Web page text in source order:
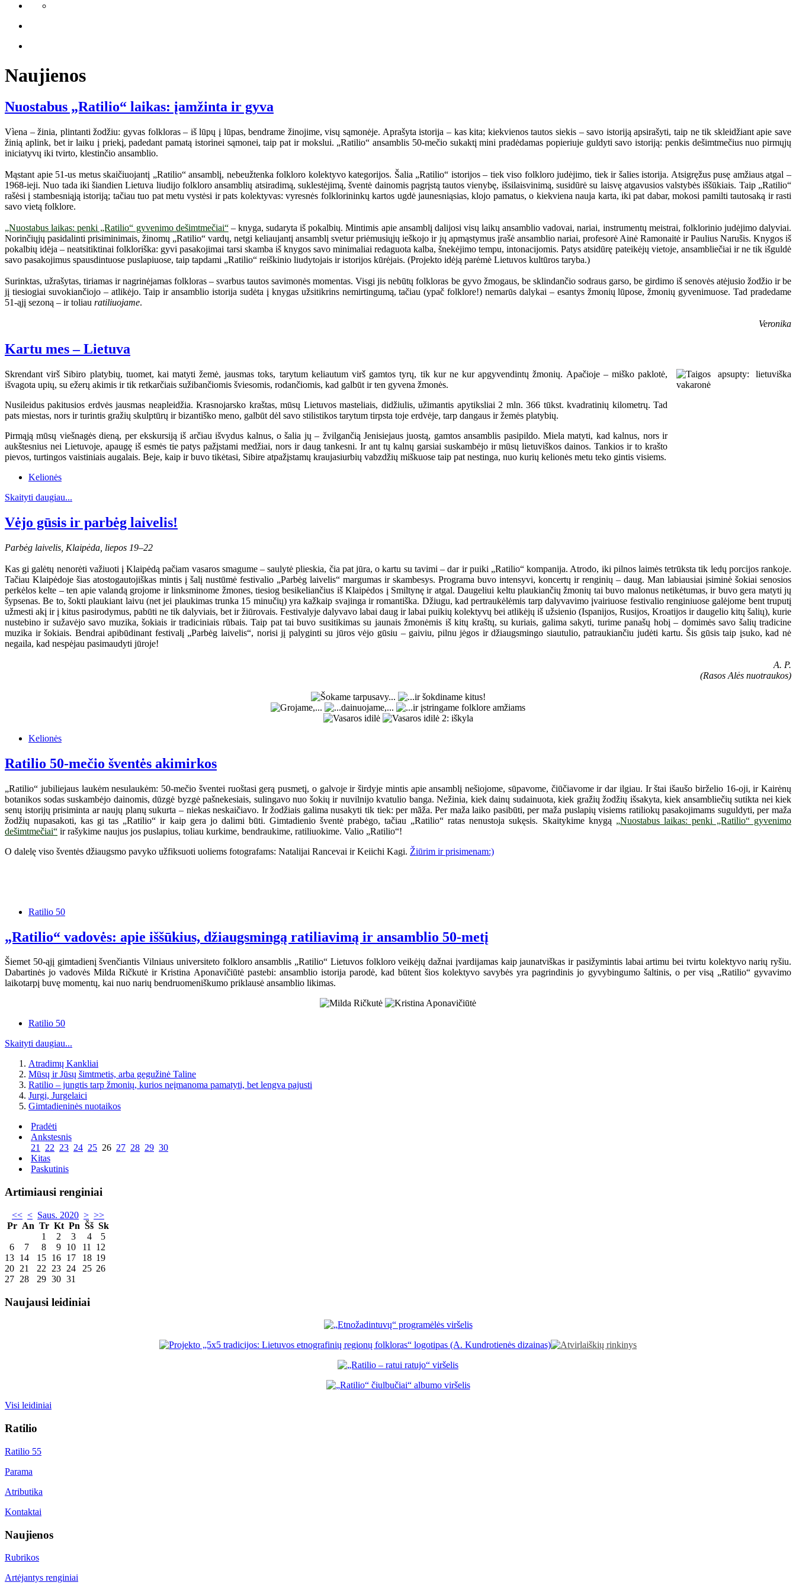
Naujienos
Nuostabus „Ratilio“ laikas: įamžinta ir gyva
Vìena – žinia, plintanti žodžiu: gyvas folkloras – iš lūpų į lūpas, bendrame žinojime, visų sąmonėje. Aprašyta istorija – kas kita; kiekvienos tautos siekis – savo istoriją apsirašyti, taip ne tik skleidžiant apie save
žinią aplink, bet ir laiku į priekį, padedant pamatą istorinei sąmonei, taip pat ir mokslui. „Ratilio“ ansamblis 50-mečio sukaktį mini pradėdamas popieriuje guldyti savo istoriją: penkis dešimtmečius nuo pirmųjų
iniciatyvų iki tvirto, klestinčio ansamblio.
Mąstant apie 51-us metus skaičiuojantį „Ratilio“ ansamblį, nebeužtenka folkloro kolektyvo kategorijos. Šalia „Ratilio“ istorijos – tiek viso folkloro judėjimo, tiek ir šalies istorija. Atsigręžus pusę amžiaus atgal –
1968-ieji. Nuo tada iki šiandien Lietuva liudijo folkloro ansamblių atsiradimą, suklestėjimą, šventė dainomis pagrįstą tautos vienybę, išsilaisvinimą, susidūrė su laisvę atgavusios valstybės iššūkiais. Taip „Ratilio“
rašėsi į stambesniąją istoriją; tačiau tuo pat metu vystėsi ir pats kolektyvas: vyresnės folklorininkų kartos ugdė jaunesniąsias, klojo pamatus, o kiekviena nauja karta, iki pat dabar, mokosi pamilti tautosaką ir rasti
savo vietą folklore.
„Nuostabus laikas: penki „Ratilio“ gyvenimo dešimtmečiai“– knyga, sudaryta iš pokalbių. Mintimis apie ansamblį dalijosi visų laikų ansamblio vadovai, nariai, instrumentų meistrai, folklorinio judėjimo dalyviai.
Norinčiųjų pasidalinti prisiminimais, žinomų „Ratilio“ vardų, netgi keliaujantį ansamblį svetur priėmusiųjų ieškojo ir jų apmąstymus įrašė ansamblio nariai, profesorė Ainė Ramonaitė ir Paulius Narušis. Knygos iš
pokalbių idėja – neatsitiktinai folkloriška: gyvi pasakojimai tarsi skamba iš knygos savo minimaliai redaguota kalba, šnekėjimo tempu, intonacijomis. Patys atsidūrę pateikėjų vietoje, ansambliečiai ir ne tik išguldė
savo pasakojimus spausdintuose puslapiuose, taip tapdami „Ratilio“ reiškinio liudytojais ir istorijos kūrėjais. (Projekto idėją parėmė Lietuvos kultūros taryba.)
Surinktas, užrašytas, tiriamas ir nagrinėjamas folkloras – svarbus tautos savimonės momentas. Visgi jis nebūtų folkloras be gyvo žmogaus, be sklindančio sodraus garso, be girdimo iš senovės atėjusio žodžio ir be
jį tiesiogiai suvokiančiojo – atlikėjo. Taip ir ansamblio istorija sudėta į knygas užsitikrins nemirtingumą, tačiau (ypač folklore!) nemarūs dalykai – esantys žmonių lūpose, žmonių gyvenimuose. Tad pradedame
51-ąjį sezoną – ir toliau ratiliuojame.
Veronika
Kartu mes – Lietuva
Skrendant virš Sibiro platybių, tuomet, kai matyti žemė, jausmas toks, tarytum keliautum virš gamtos tyrų, tik kur ne kur apgyvendintų žmonių. Apačioje – miško paklotė,
išvagota upių, su ežerų akimis ir tik retkarčiais sužibančiomis šviesomis, rodančiomis, kad galbūt ir ten gyvena žmonės.
Nusileidus pakitusios erdvės jausmas neapleidžia. Krasnojarsko kraštas, mūsų Lietuvos masteliais, didžiulis, užimantis apytiksliai 2 mln. 366 tūkst. kvadratinių kilometrų. Tad
pats miestas, nors ir turintis gražių skulptūrų ir bizantiško meno, galbūt dėl savo stilistikos tarytum tirpsta toje erdvėje, tarp dangaus ir žemės platybių.
Pirmąją mūsų viešnagės dieną, per ekskursiją iš arčiau išvydus kalnus, o šalia jų – žvilgančią Jenisiejaus juostą, gamtos ansamblis pasipildo. Miela matyti, kad kalnus, nors ir
aukštesnius nei Lietuvoje, apaugę iš esmės tie patys pažįstami medžiai, nors ir daug tankesni. Ir ant tų kalnų garsiai suskambėjo ir mūsų lietuviškos dainos. Tankios ir to krašto
pievos, turtingos vaistiniais augalais. Beje, kaip ir buvo tikėtasi, Sibire atpažįstamų kraujasiurbių vabzdžių miškuose taip pat nestinga, nuo kurių kelionės metu teko gintis visiems.
Kelionės
Skaityti daugiau...
Vėjo gūsis ir parbėg laivelis!
Parbėg laivelis, Klaipėda, liepos 19–22
Kas gi galėtų nenorėti važiuoti į Klaipėdą pačiam vasaros smagume – saulytė plieskia, čia pat jūra, o kartu su tavimi – dar ir puiki „Ratilio“ kompanija. Atrodo, iki pilnos laimės tetrūksta tik ledų porcijos rankoje.
Tačiau Klaipėdoje šias atostogautojiškas mintis į šalį nustūmė festivalio „Parbėg laivelis“ margumas ir skambesys. Programa buvo intensyvi, koncertų ir renginių – daug. Man labiausiai įsiminė šokiai senosios
perkėlos kelte – ten apie valandą grojome ir linksminome žmones, tiesiog besikeliančius iš Klaipėdos į Smiltynę ir atgal. Daugeliui keltu plaukiančių žmonių tai buvo malonus netikėtumas, ir buvo gera matyti jų
šypsenas. Be to, šokti plaukiant laivu (net jei plaukimas trunka 15 minučių) yra kažkaip svajinga ir romantiška. Džiugu, kad pertraukėlėmis tarp dalyvavimo įvairiuose festivalio renginiuose galėjome bent truputį
užmesti akį ir į kitus pasirodymus, pabūti ne tik dalyviais, bet ir žiūrovais. Festivalyje dalyvavo labai daug ir labai puikių kolektyvų bei atlikėjų iš užsienio (Ispanijos, Rusijos, Kroatijos ir daugelio kitų šalių), kurie
nustebino ir sužavėjo savo muzika, šokiais ir tradiciniais rūbais. Taip pat tai buvo susitikimas su jaunais žmonėmis iš kitų kraštų, su kuriais, galima sakyti, turime panašų hobį – domimės savo šalių tradicine
muzika ir šokiais. Bendrai apibūdinant festivalį „Parbėg laivelis“, norisi jį palyginti su jūros vėjo gūsiu – gaiviu, pilnu jėgos ir džiaugsmingo siautulio, patraukiančiu judėti kartu. Šis gūsis taip įsuko, kad nė
negaila, kad nespėjau pasimaudyti jūroje!
A. P.
(Rasos Alės nuotraukos)
Kelionės
Ratilio 50-mečio šventės akimirkos
„Ratilio“ jubiliejaus laukėm nesulaukėm: 50-mečio šventei ruoštasi gerą pusmetį, o galvoje ir širdyje mintis apie ansamblį nešiojome, sūpavome, čiūčiavome ir dar ilgiau. Ir štai išaušo birželio 16-oji, ir Kairėnų
botanikos sodas suskambėjo dainomis, dūzgė byzgė pašnekesiais, sulingavo nuo šokių ir nuvilnijo kvatulio banga. Nežinia, kiek dainų sudainuota, kiek gražių žodžių išsakyta, kiek ansambliečių sutikta nei kiek
senų istorijų prisiminta ar naujų planų sukurta – niekas neskaičiavo. Ir žodžiais galima nusakyti tik tiek: per mãža. Per maža laiko pasibūti, per maža puslapių visiems ratiliokų pasakojimams suguldyti, per maža
žodžių nupasakoti, kas gi tas „Ratilio“ ir kaip gera jo dalimi būti. Gimtadienio šventė prabėgo, tačiau „Ratilio“ ratas nenustoja sukęsis. Skaitykime knygą „Nuostabus laikas: penki „Ratilio“ gyvenimo
dešimtmečiai“ ir rašykime naujus jos puslapius, toliau kurkime, bendraukime, ratiliuokime. Valio „Ratilio“!
O dalelę viso šventės džiaugsmo pavyko užfiksuoti uoliems fotografams: Natalijai Rancevai ir Keiichi Kagi. Žiūrim ir prisimenam:)
Ratilio 50
„Ratilio“ vadovės: apie iššūkius, džiaugsmingą ratiliavimą ir ansamblio 50-metį
Šiemet 50-ąjį gimtadienį švenčiantis Vilniaus universiteto folkloro ansamblis „Ratilio“ Lietuvos folkloro veikėjų dažnai įvardijamas kaip jaunatviškas ir pasižymintis labai artimu bei tvirtu kolektyvo narių ryšiu.
Dabartinės jo vadovės Milda Ričkutė ir Kristina Aponavičiūtė pastebi: ansamblio istorija parodė, kad būtent šios kolektyvo savybės yra pagrindinis jo gyvybingumo šaltinis, o per visą „Ratilio“ gyvavimo
laikotarpį buvę momentų, kai nuo narių bendruomeniškumo priklausė ansamblio likimas.
Ratilio 50
Skaityti daugiau...
Atradimų Kankliai
Mūsų ir Jūsų šimtmetis, arba gegužinė Taline
Ratilio – jungtis tarp žmonių, kurios neįmanoma pamatyti, bet lengva pajusti
Jurgi, Jurgelaici
Gimtadieninės nuotaikos
Pradėti
Ankstesnis
21 22 23 24 25 26 27 28 29 30
Kitas
Paskutinis
Artimiausi renginiai
<< < Saus. 2020 > >>
Pr An Tr Kt Pn Šš Sk
1
2 3 4
5
6
7 8 9 10 11
12
13 14 15 16 17 18 19
20 21 22 23 24 25 26
27 28 29 30 31
Naujausi leidiniai
Visi leidiniai
Ratilio
Ratilio 55
Parama
Atributika
Kontaktai
Naujienos
Rubrikos
Artėjantys renginiai